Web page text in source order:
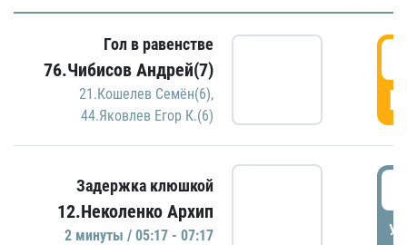
Гол в равенстве
76.Чибисов Андрей(7)
21.Кошелев Семён(6),
44.Яковлев Егор К.(6)
Задержка клюшкой
12.Неколенко Архип
2 минуты / 05:17 - 07:17